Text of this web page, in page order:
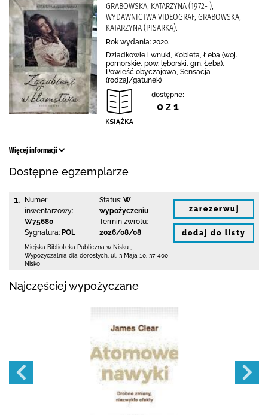
GRABOWSKA, KATARZYNA (1972- ),
WYDAWNICTWA VIDEOGRAF, GRABOWSKA,
KATARZYNA (PISARKA).
Rok wydania: 2020.
Dziadkowie i wnuki, Kobieta, Łeba (woj.
pomorskie, pow. lęborski, gm. Łeba),
Powieść obyczajowa, Sensacja
(rodzaj/gatunek)
dostępne:
0 z 1
Więcej informacji
Dostępne egzemplarze
1.
Numer
inwentarzowy:
W75680
Sygnatura: POL
Status: W
wypożyczeniu
Termin zwrotu:
2026/08/08
Miejska Biblioteka Publiczna w Nisku
Wypożyczalnia dla dorosłych, ul. 3 Maja 10 37-400
Nisko
zarezerwuj
dodaj do listy
Najczęściej wypożyczane